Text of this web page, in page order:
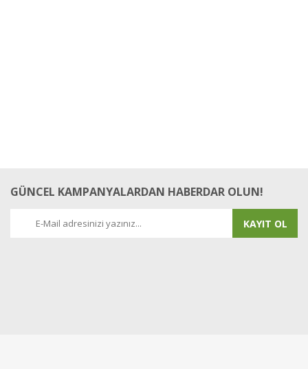
GÜNCEL KAMPANYALARDAN HABERDAR OLUN!
KAYIT OL